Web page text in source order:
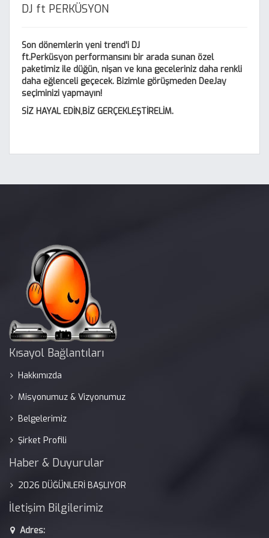
DJ ft PERKÜSYON
Son dönemlerin yeni trend'i DJ
ft.Perküsyon performansını bir arada sunan özel
paketimiz ile düğün, nişan ve kına geceleriniz daha renkli
daha eğlenceli geçecek. Bizimle görüşmeden DeeJay
seçiminizi yapmayın!
SİZ HAYAL EDİN,BİZ GERÇEKLEŞTİRELİM.
Kısayol Bağlantıları
Hakkımızda
Misyonumuz & Vizyonumuz
Belgelerimiz
Şirket Profili
Haber & Duyurular
2026 DÜĞÜNLERİ BAŞLIYOR
İletişim Bilgilerimiz
Adres: